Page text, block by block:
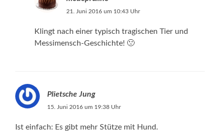
21. Juni 2016 um 10:43 Uhr
Klingt nach einer typisch tragischen Tier und
Messimensch-Geschichte! 🙁
Plietsche Jung
15. Juni 2016 um 19:38 Uhr
Ist einfach: Es gibt mehr Stütze mit Hund.